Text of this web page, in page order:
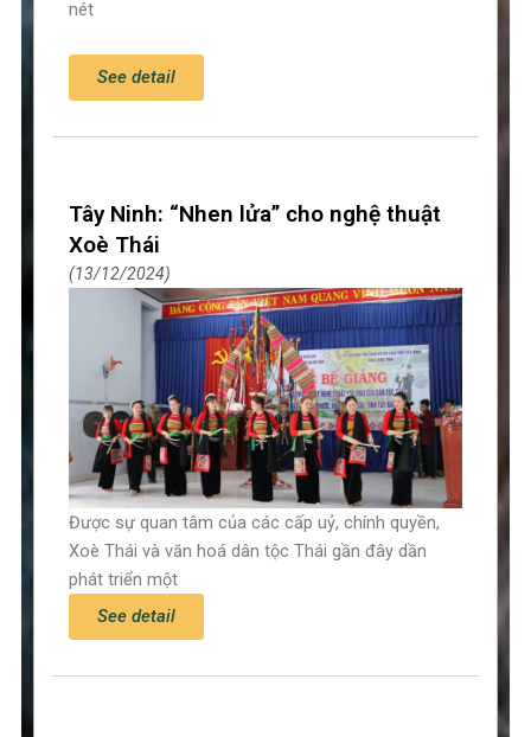
nét
See detail
Tây Ninh: “Nhen lửa” cho nghệ thuật
Xoè Thái
13/12/2024
Được sự quan tâm của các cấp uỷ, chính quyền,
Xoè Thái và văn hoá dân tộc Thái gần đây dần
phát triển một
See detail